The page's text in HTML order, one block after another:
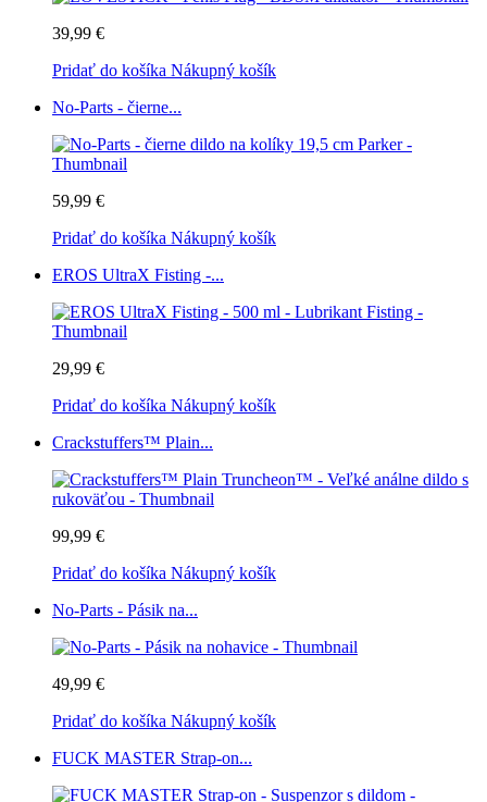
39,99 €
Pridať do košíka Nákupný košík
No-Parts - čierne...
59,99 €
Pridať do košíka Nákupný košík
EROS UltraX Fisting -...
29,99 €
Pridať do košíka Nákupný košík
Crackstuffers™ Plain...
99,99 €
Pridať do košíka Nákupný košík
No-Parts - Pásik na...
49,99 €
Pridať do košíka Nákupný košík
FUCK MASTER Strap-on...